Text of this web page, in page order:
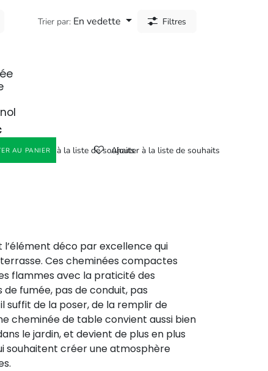
Trier par: En vedette Filtres
Ajouter à la liste de souhaits
AU PANIER Ajouter à la liste de souhaits
l’élément déco par excellence qui
Ces cheminées compactes
flammes avec la praticité des
fumée, pas de conduit, pas
suffit de la poser, de la remplir de
cheminée de table convient aussi bien
le jardin, et devient de plus en plus
souhaitent créer une atmosphère